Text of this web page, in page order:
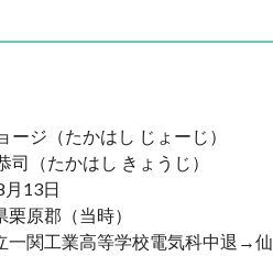
ージ（たかはし じょーじ）
司（たかはし きょうじ）
月13日
栗原郡（当時）
一関工業高等学校電気科中退→仙